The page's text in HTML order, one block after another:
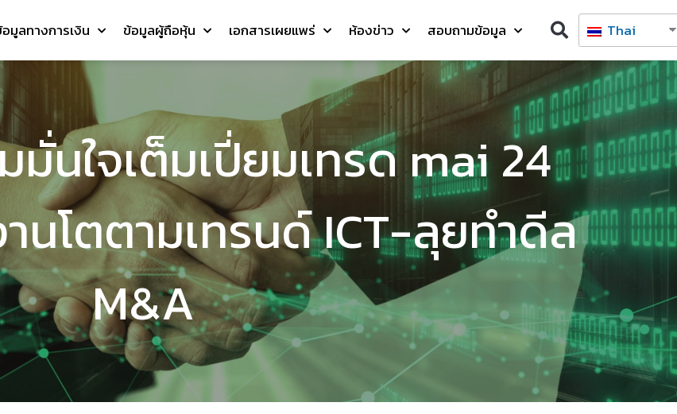
มูลทางการเงิน ข้อมูลผู้ถือหุ้น เอกสารเผยแพร่ ห้องข่าว สอบถามข้อมูล Thai
มั่นใจเต็มเปี่ยมเทรด mai 24
นโตตามเทรนด์ ICT-ลุยทำดีล
M&A